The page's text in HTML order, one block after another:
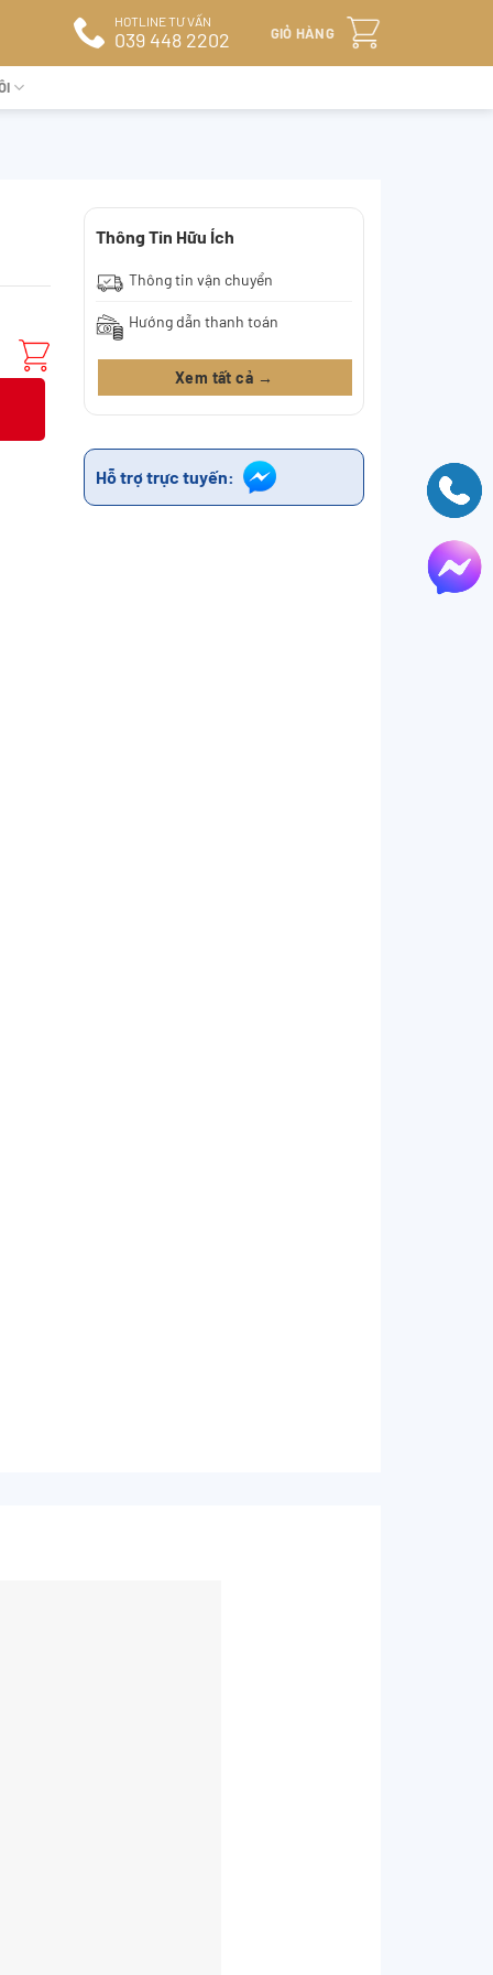
HOTLINE TƯ VẤN
039 448 2202 GIỎ HÀNG
Thông Tin Hữu Ích
Thông tin vận chuyển
Hướng dẫn thanh toán
Xem tất cả →
Hỗ trợ trực tuyến: